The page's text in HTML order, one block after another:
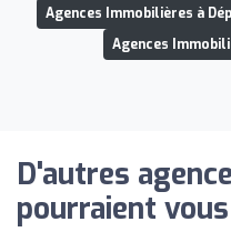
Agences Immobilières à
Agences
D'autres
pourraient